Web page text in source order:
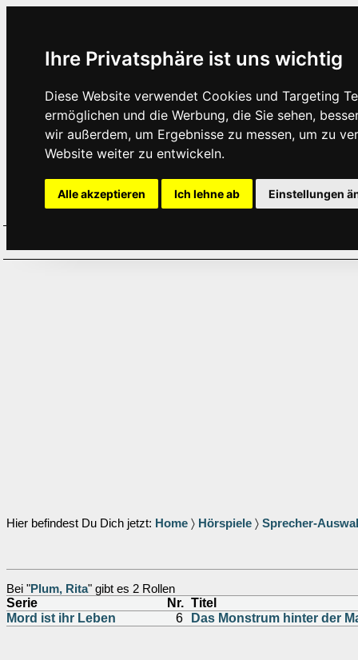
Ihre Privatsphäre ist uns wichtig
Diese Website verwendet Cookies und Targeting
ermöglichen und die Werbung, die Sie sehen,
wir außerdem, um Ergebnisse zu messen, um zu
Website weiter zu entwickeln.
Alle akzeptieren Ich lehne ab Einstellungen
Hier befindest Du Dich jetzt: Home 〉 Hörspiele 〉 Sprecher-
Bei "Plum, Rita" gibt es 2 Rollen
Serie Nr. Titel
Mord ist ihr Leben
6 Das Monstrum hinter der